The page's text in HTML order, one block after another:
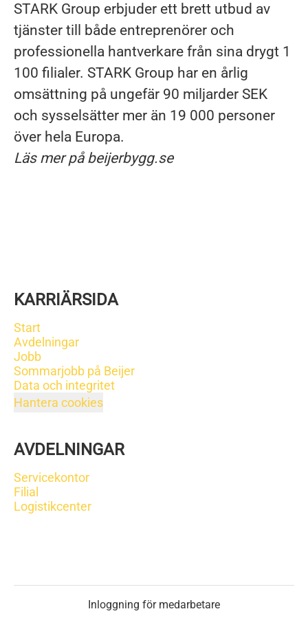
STARK Group erbjuder ett brett utbud av
tjänster till både entreprenörer och
professionella hantverkare från sina drygt 1
100 filialer. STARK Group har en årlig
omsättning på ungefär 90 miljarder SEK
och sysselsätter mer än 19 000 personer
över hela Europa.
Läs mer på beijerbygg.se
KARRIÄRSIDA
Start
Avdelningar
Jobb
Sommarjobb på Beijer
Data och integritet
Hantera cookies
AVDELNINGAR
Servicekontor
Filial
Logistikcenter
Inloggning för medarbetare